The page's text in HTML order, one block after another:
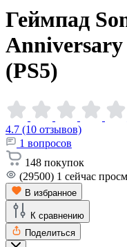
Геймпад
(PS5)
4.7 (10 отзывов)
1 вопросов
148 покупок
(29500) 1 сейчас
В избранное
К сравнению
Поделиться